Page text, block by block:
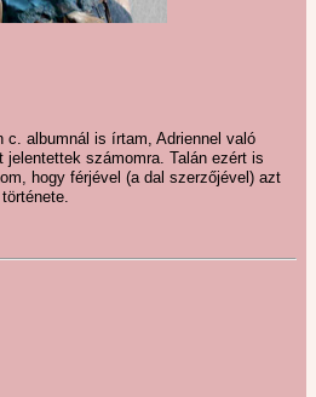
albumnál is írtam, Adriennel való
jelentettek számomra. Talán ezért is
hogy férjével (a dal szerzőjével) azt